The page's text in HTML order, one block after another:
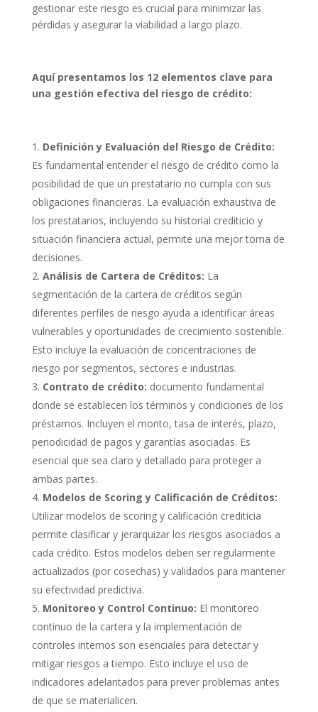
gestionar este riesgo es crucial para minimizar las
pérdidas y asegurar la viabilidad a largo plazo.
Aquí presentamos los 12 elementos clave para
una gestión efectiva del riesgo de crédito:
Definición y Evaluación del Riesgo de Crédito:
Es fundamental entender el riesgo de crédito como la
posibilidad de que un prestatario no cumpla con sus
obligaciones financieras. La evaluación exhaustiva de
los prestatarios, incluyendo su historial crediticio y
situación financiera actual, permite una mejor toma de
decisiones.
Análisis de Cartera de Créditos: La
segmentación de la cartera de créditos según
diferentes perfiles de riesgo ayuda a identificar áreas
vulnerables y oportunidades de crecimiento sostenible.
Esto incluye la evaluación de concentraciones de
riesgo por segmentos, sectores e industrias.
Contrato de crédito: documento fundamental
donde se establecen los términos y condiciones de los
préstamos. Incluyen el monto, tasa de interés, plazo,
periodicidad de pagos y garantías asociadas. Es
esencial que sea claro y detallado para proteger a
ambas partes.
Modelos de Scoring y Calificación de Créditos:
Utilizar modelos de scoring y calificación crediticia
permite clasificar y jerarquizar los riesgos asociados a
cada crédito. Estos modelos deben ser regularmente
actualizados (por cosechas) y validados para mantener
su efectividad predictiva.
Monitoreo y Control Continuo: El monitoreo
continuo de la cartera y la implementación de
controles internos son esenciales para detectar y
mitigar riesgos a tiempo. Esto incluye el uso de
indicadores adelantados para prever problemas antes
de que se materialicen.